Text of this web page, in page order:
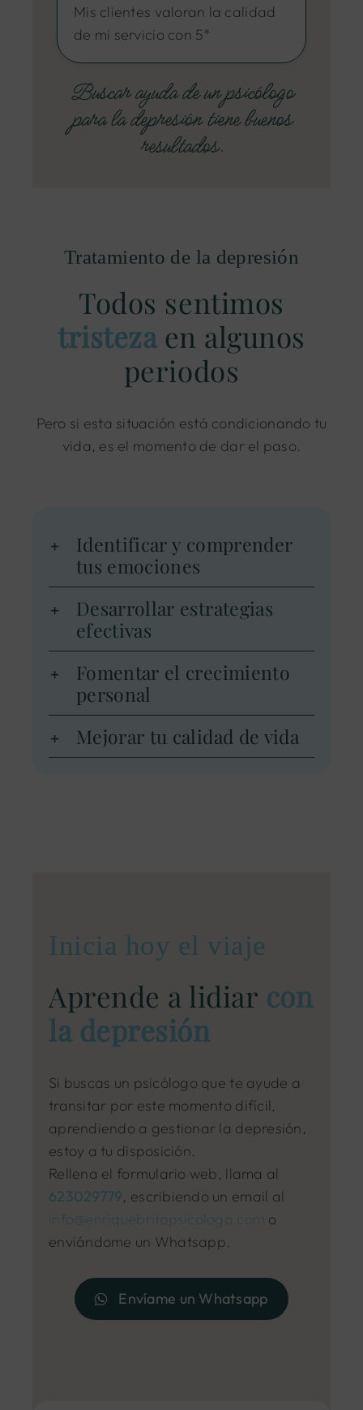
Mis clientes valoran la calidad
de mi servicio con 5*
Buscar ayuda de un psicólogo
para la depresión tiene buenos
resultados.
Tratamiento de la depresión
Todos sentimos
tristeza en algunos
periodos
Pero si esta situación está condicionando tu
vida, es el momento de dar el paso.
Identificar y comprender
tus emociones
Desarrollar estrategias
efectivas
Fomentar el crecimiento
personal
Mejorar tu calidad de vida
Inicia hoy el viaje
Aprende a lidiar con
la depresión
Si buscas un psicólogo que te ayude a
transitar por este momento difícil,
aprendiendo a gestionar la depresión,
estoy a tu disposición.
Rellena el formulario web, llama al
623029779, escribiendo un email al
info@enriquebritopsicologo.com o
enviándome un Whatsapp.
Envíame un Whatsapp